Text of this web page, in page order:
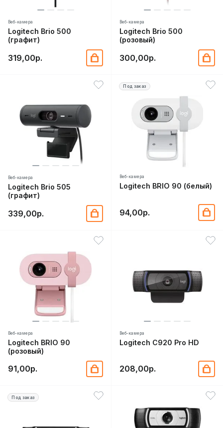
Веб-камера
Logitech Brio 500
(графит)
319,00р.
Веб-камера
Logitech Brio 500
(розовый)
300,00р.
Веб-камера
Logitech Brio 505
(графит)
339,00р.
Под заказ
Веб-камера
Logitech BRIO 90 (белый)
94,00р.
Веб-камера
Logitech BRIO 90
(розовый)
91,00р.
Веб-камера
Logitech C920 Pro HD
208,00р.
Под заказ